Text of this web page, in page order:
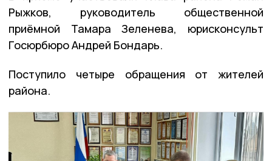
Рыжков, руководитель общественной
приёмной Тамара Зеленева, юрисконсульт
Госюрбюро Андрей Бондарь.
Поступило четыре обращения от жителей
района.